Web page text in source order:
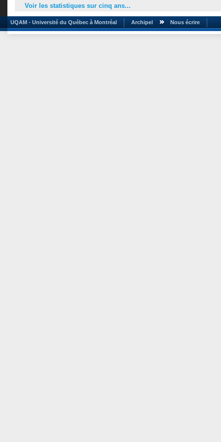
Voir les statistiques sur cinq ans...
UQAM - Université du Québec à Montréal Archipel Nous écrire